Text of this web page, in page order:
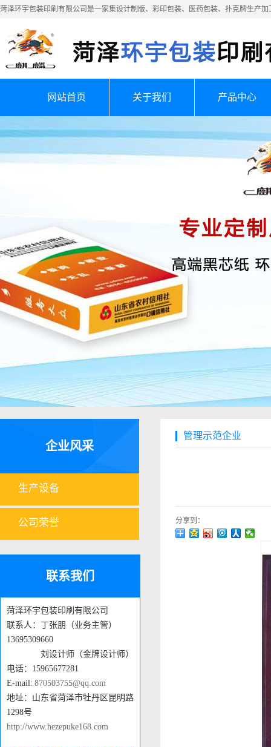
菏泽环宇包装印刷有限公司是一家集设计制版、彩印包装、医药包装、扑克牌生产
网站首页 关于我们 产品中心
企业风采
生产设备
公司荣誉
联系我们
菏泽环宇包装印刷有限公司
联系人：丁张朋（业务主管）
13695309660
刘设计师（金牌设计师）
电话：15965677281
E-mail: 870503755@qq.com
地址：山东省菏泽市牡丹区昆明路
1298号
http://www.hezepuke168.com
管理示范企业
分享到：